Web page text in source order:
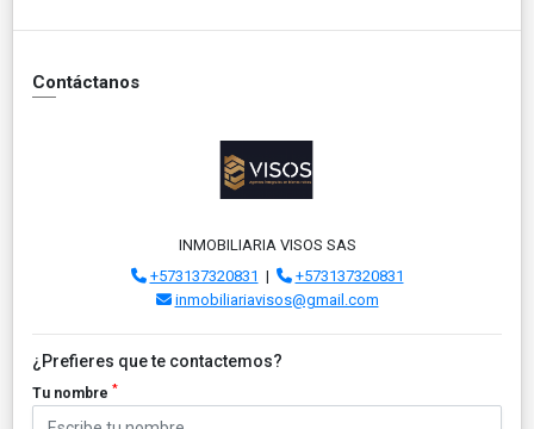
Contáctanos
INMOBILIARIA VISOS SAS
+573137320831 |
+573137320831
inmobiliariavisos@gmail.com
¿Prefieres que te contactemos?
Tu nombre *